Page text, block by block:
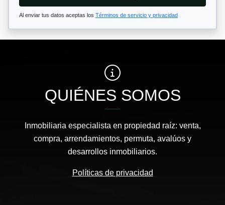
Al enviar tus datos aceptas los Términos de servicio y privacidad
QUIÉNES SOMOS
Inmobiliaria especialista en propiedad raíz: venta,
compra, arrendamientos, permuta, avalúos y
desarrollos inmobiliarios.
Políticas de privacidad